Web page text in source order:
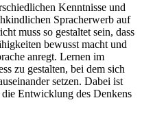
Kenntnisse und
Spracherwerb auf
muss so gestaltet sein, dass
bewusst macht und
anregt. Lernen im
zu gestalten, bei dem sich
setzen. Dabei ist
Entwicklung des Denkens